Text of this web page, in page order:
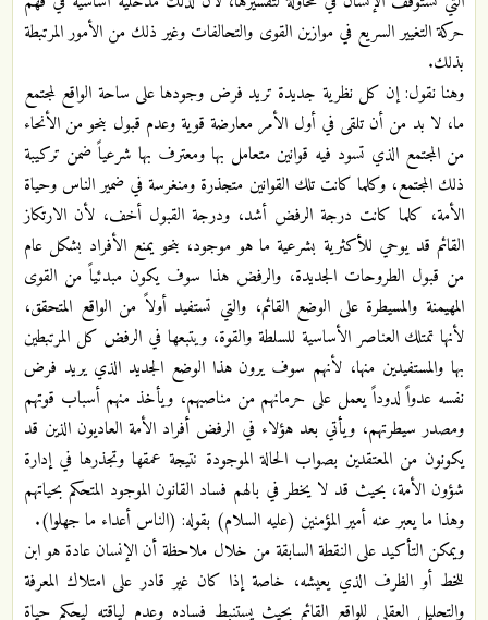
حركة التغيير السريع في موازين القوى والتحالفات وغير ذلك من الأمور المرتبطة
بذلك.
وهنا نقول: إن كل نظرية جديدة تريد فرض وجودها على ساحة الواقع لمجتمع
ما، لا بد من أن تلقى في أول الأمر معارضة قوية وعدم قبول بنحو من الأنحاء
من المجتمع الذي تسود فيه قوانين متعامل بها ومعترف بها شرعياً ضمن تركيبة
ذلك المجتمع، وكلما كانت تلك القوانين متجذرة ومنغرسة في ضمير الناس وحياة
الأمة، كلما كانت درجة الرفض أشد، ودرجة القبول أخف، لأن الارتكاز
القائم قد يوحي للأكثرية بشرعية ما هو موجود، بنحو يمنع الأفراد بشكل عام
من قبول الطروحات الجديدة، والرفض هذا سوف يكون مبدئياً من القوى
المهيمنة والمسيطرة على الوضع القائم، والتي تستفيد أولاً من الواقع المتحقق،
لأنها تمتلك العناصر الأساسية للسلطة والقوة، ويتبعها في الرفض كل المرتبطين
بها والمستفيدين منها، لأنهم سوف يرون هذا الوضع الجديد الذي يريد فرض
نفسه عدواً لدوداً يعمل على حرمانهم من مناصبهم، ويأخذ منهم أسباب قوتهم
ومصدر سيطرتهم، ويأتي بعد هؤلاء في الرفض أفراد الأمة العاديون الذين قد
يكونون من المعتقدين بصواب الحالة الموجودة نتيجة عمقها وتجذرها في إدارة
شؤون الأمة، بحيث قد لا يخطر في بالهم فساد القانون الموجود المتحكم بحياتهم
وهذا ما يعبر عنه أمير المؤمنين (عليه السلام) بقوله: (الناس أعداء ما جهلوا).
ويمكن التأكيد على النقطة السابقة من خلال ملاحظة أن الإنسان عادة هو ابن
للخط أو الظرف الذي يعيشه، خاصة إذا كان غير قادر على امتلاك المعرفة
والتحليل العقلي للواقع القائم بحيث يستنبط فساده وعدم لياقته ليحكم حياة